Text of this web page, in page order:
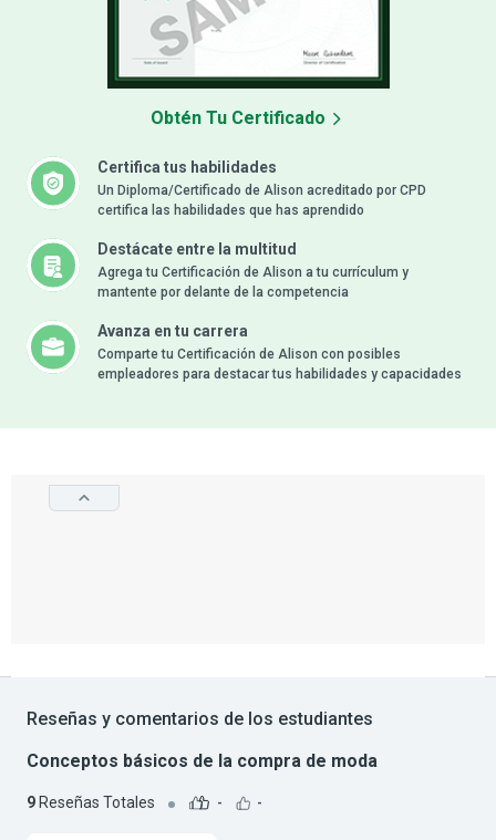
Certifica tus habilidades
Un Diploma/Certificado de Alison acreditado por CPD
certifica las habilidades que has aprendido
Destácate entre la multitud
Agrega tu Certificación de Alison a tu currículum y
mantente por delante de la competencia
Avanza en tu carrera
Comparte tu Certificación de Alison con posibles
empleadores para destacar tus habilidades y capacidades
Obtén Tu Certificado
Reseñas y comentarios de los estudiantes
Conceptos básicos de la compra de moda
9 Reseñas Totales - -